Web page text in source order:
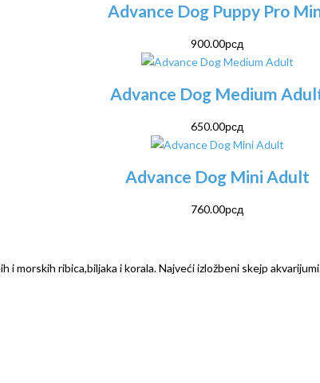
Advance Dog Puppy Pro
900.00рсд
Advance Dog Medium
650.00рсд
Advance Dog Mini Adult
760.00рсд
ribica,biljaka i korala. Najveći izložbeni skejp